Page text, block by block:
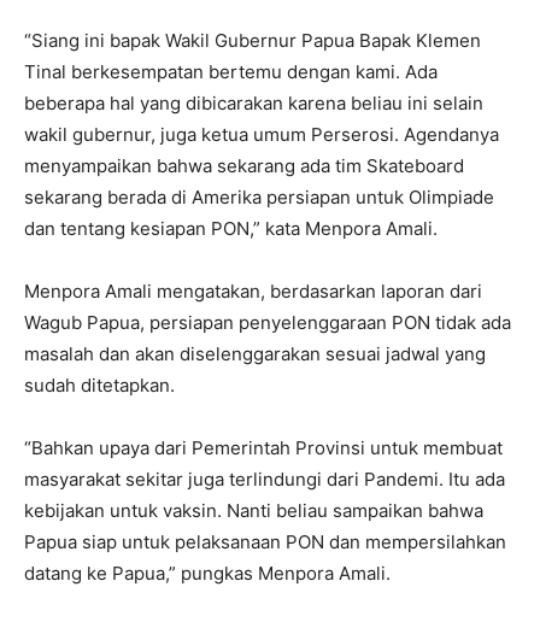
“Siang ini bapak Wakil Gubernur Papua Bapak Klemen
Tinal berkesempatan bertemu dengan kami. Ada
beberapa hal yang dibicarakan karena beliau ini selain
wakil gubernur, juga ketua umum Perserosi. Agendanya
menyampaikan bahwa sekarang ada tim Skateboard
sekarang berada di Amerika persiapan untuk Olimpiade
dan tentang kesiapan PON,” kata Menpora Amali.
Menpora Amali mengatakan, berdasarkan laporan dari
Wagub Papua, persiapan penyelenggaraan PON tidak ada
masalah dan akan diselenggarakan sesuai jadwal yang
sudah ditetapkan.
“Bahkan upaya dari Pemerintah Provinsi untuk membuat
masyarakat sekitar juga terlindungi dari Pandemi. Itu ada
kebijakan untuk vaksin. Nanti beliau sampaikan bahwa
Papua siap untuk pelaksanaan PON dan mempersilahkan
datang ke Papua,” pungkas Menpora Amali.